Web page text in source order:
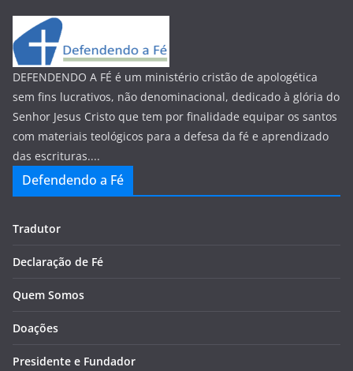
DEFENDENDO A FÉ é um ministério cristão de apologética
sem fins lucrativos, não denominacional, dedicado à glória do
Senhor Jesus Cristo que tem por finalidade equipar os santos
com materiais teológicos para a defesa da fé e aprendizado
das escrituras....
Defendendo a Fé
Tradutor
Declaração de Fé
Quem Somos
Doações
Presidente e Fundador